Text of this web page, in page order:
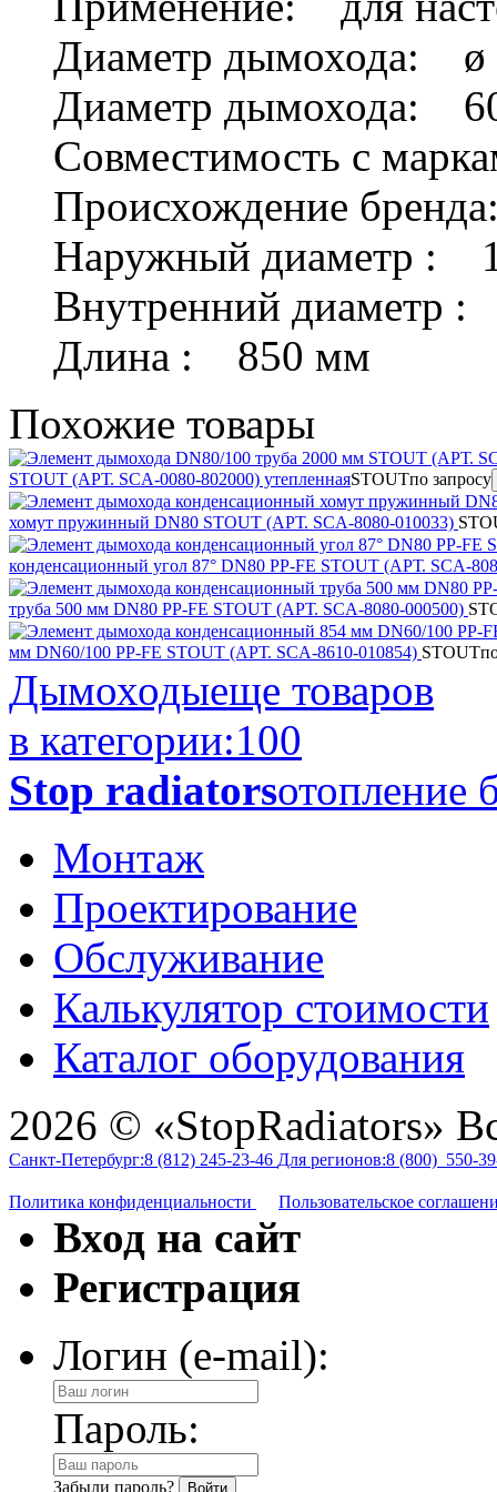
Диаметр дымохода: ø
Диаметр дымохода:
Совместимость с
Происхождение
Наружный диаметр :
Внутренний диаметр
Длина : 850 мм
Похожие товары
STOUT (АРТ. SCA-0080-802000) утепленнаяSTOUTпо запросу
хомут пружинный DN80 STOUT (АРТ. SCA-8080-010033)
конденсационный угол 87° DN80 PP-FE STOUT (АРТ. SCA-
труба 500 мм DN80 PP-FE STOUT (АРТ. SCA-8080-000500)
мм DN60/100 PP-FE STOUT (АРТ. SCA-8610-010854) STOUT
Дымоходыеще товаров
в категории:100
Stop radiatorsотопление
Монтаж
Проектирование
Обслуживание
Калькулятор стоимости
Каталог оборудования
2026 © «StopRadiators»
Санкт-Петербург:8 (812) 245-23-46 Для регионов:8 (800) 550-
Политика конфиденциальности Пользовательское
Вход на сайт
Регистрация
Логин (e-mail):
Пароль:
Забыли пароль?